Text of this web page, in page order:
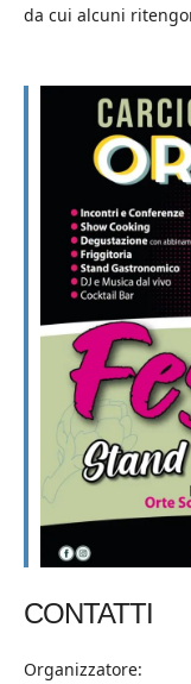
da cui alcuni
CONTATTI
Organizzatore: